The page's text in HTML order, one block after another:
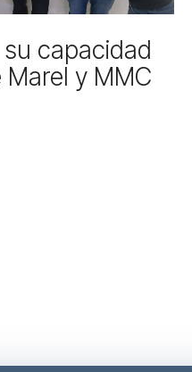
capacidad
y MMC